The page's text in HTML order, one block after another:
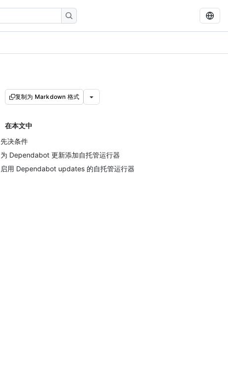
复制为 Markdown 格式
在本文中
先决条件
为 Dependabot 更新添加自托管运行器
启用 Dependabot updates 的自托管运行器